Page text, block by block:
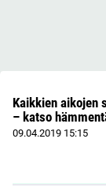
Kaikkien aikojen
– katso
09.04.2019 15:15